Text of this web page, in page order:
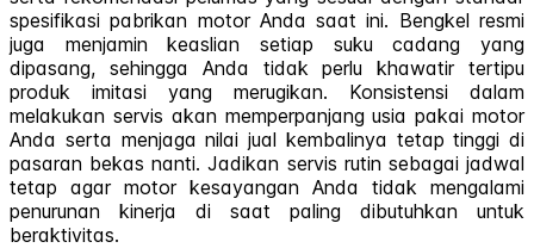
spesifikasi pabrikan motor Anda saat ini. Bengkel resmi
juga menjamin keaslian setiap suku cadang yang
dipasang, sehingga Anda tidak perlu khawatir tertipu
produk imitasi yang merugikan. Konsistensi dalam
melakukan servis akan memperpanjang usia pakai motor
Anda serta menjaga nilai jual kembalinya tetap tinggi di
pasaran bekas nanti. Jadikan servis rutin sebagai jadwal
tetap agar motor kesayangan Anda tidak mengalami
penurunan kinerja di saat paling dibutuhkan untuk
beraktivitas.